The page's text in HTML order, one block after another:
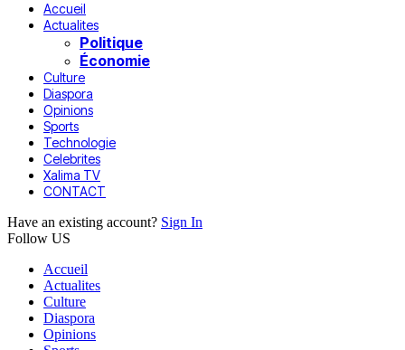
Accueil
Actualites
Politique
Économie
Culture
Diaspora
Opinions
Sports
Technologie
Celebrites
Xalima TV
CONTACT
Have an existing account? Sign In
Follow US
Accueil
Actualites
Culture
Diaspora
Opinions